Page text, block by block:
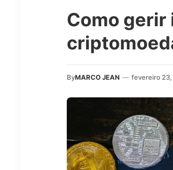
Como gerir
ByMARCO JEAN — fevereiro